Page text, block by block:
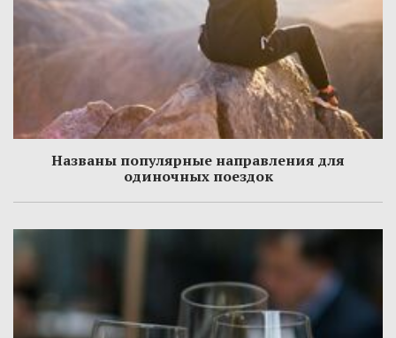
Названы популярные направления для
одиночных поездок